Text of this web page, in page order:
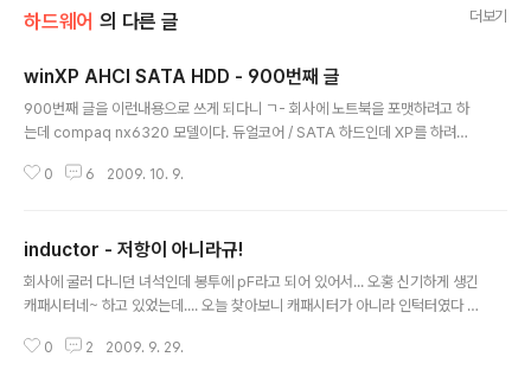
하드웨어 의 다른 글 더보기
winXP AHCI SATA HDD - 900번째 글
900번째 글을 이런내용으로 쓰게 되다니 ㄱ- 회사에 노트북을 포맷하려고 하
는데 compaq nx6320 모델이다. 듀얼코어 / SATA 하드인데 XP를 하려고
없다. 일단 SATA native mode 라는게 있는데, 졸음 갈아엎기 상태라서.. sa
가 아래 스샷을 보면 알겠지만, HP BIOS에서 ESC는 변동사항을 취소한다.(c
ancel) 반드시 F10을 눌러서 Accept 하고 Save and Exit 한다. [링크 : htt
p://radmoon.egloos..
0 6 2009. 10. 9.
inductor - 저항이 아니라규!
회사에 굴러 다니던 녀석인데 봉투에 pF라고 되어 있어서... 오홍 신기하게 생긴
캐패시터네~ 하고 있었는데.... 오늘 찾아보니 캐패시터가 아니라 인턱터였다 O
nt/productdetail.php?productcode=002005014001003932&sor
0 2 2009. 9. 29.